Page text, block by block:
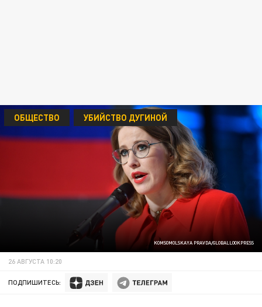
KOMSOMOLSKAYA PRAVDA/GLOBALLOOKPRESS
ОБЩЕСТВО УБИЙСТВО ДУГИНОЙ
26 АВГУСТА 10:20
ПОДПИШИТЕСЬ: